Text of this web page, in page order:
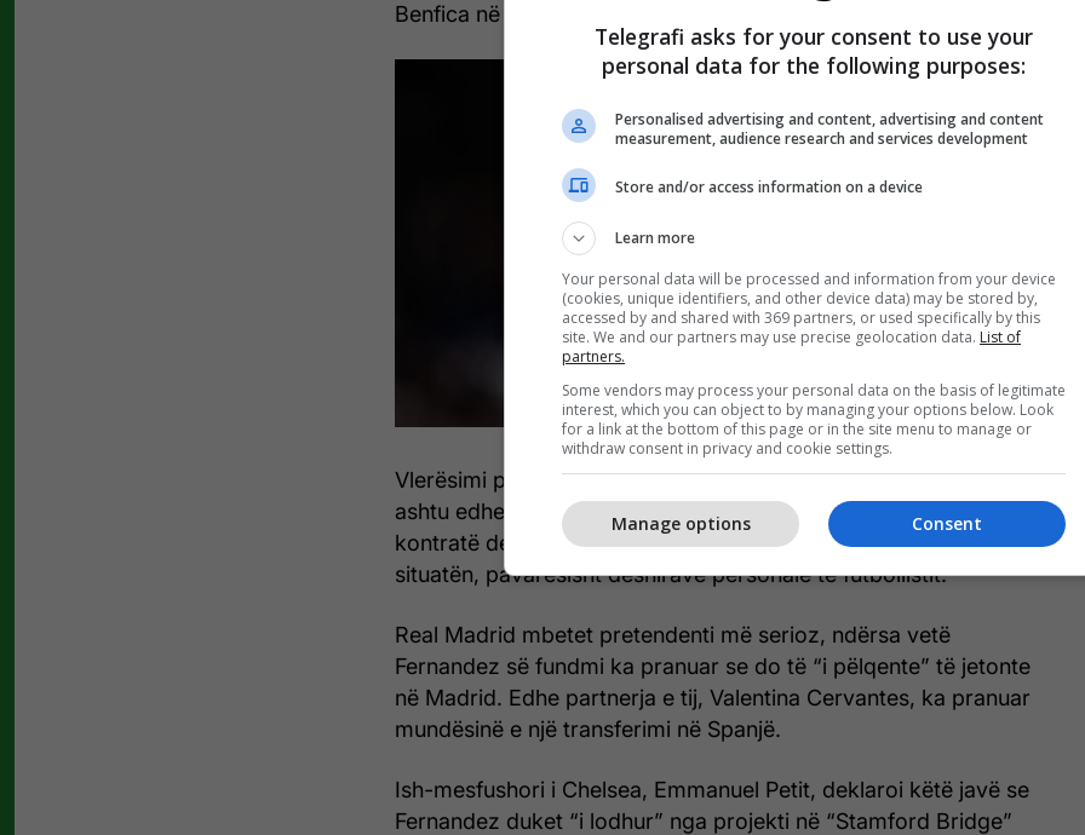
Benfica në janar të vitit 2023 – një rekord britanik në atë kohë.
Vlerësimi prej 130 milionë funtesh pasqyron si cilësinë e lojtarit,
ashtu edhe fuqinë negociuese që ka Chelsea, pasi 25-vjeçari ka
kontratë deri në vitin 2032, çka i jep klubit kontroll të plotë mbi
situatën, pavarësisht dëshirave personale të futbollistit.
Real Madrid mbetet pretendenti më serioz, ndërsa vetë
Fernandez së fundmi ka pranuar se do të “i pëlqente” të jetonte
në Madrid. Edhe partnerja e tij, Valentina Cervantes, ka pranuar
mundësinë e një transferimi në Spanjë.
Ish-mesfushori i Chelsea, Emmanuel Petit, deklaroi këtë javë se
Fernandez duket “i lodhur” nga projekti në “Stamford Bridge”
Telegrafi asks for your consent to use your
personal data for the following purposes:
Personalised advertising and content, advertising and content
measurement, audience research and services development
Store and/or access information on a device
Learn more
Your personal data will be processed and information from your device
(cookies, unique identifiers, and other device data) may be stored by,
accessed by and shared with 369 partners, or used specifically by this
site. We and our partners may use precise geolocation data. List of
partners.
Some vendors may process your personal data on the basis of legitimate
interest, which you can object to by managing your options below. Look
for a link at the bottom of this page or in the site menu to manage or
withdraw consent in privacy and cookie settings.
Consent
Manage options